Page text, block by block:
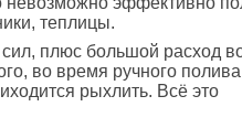
теплицы.
плюс большой расход
во время ручного полива
рыхлить. Всё это